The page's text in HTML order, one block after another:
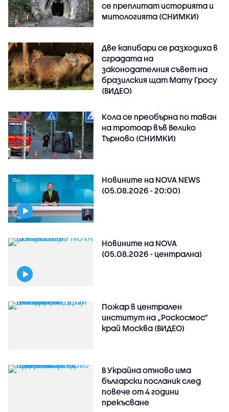
се преплитат историята и
митологията (СНИМКИ)
Две капибари се разходиха в
сградата на
законодателния съвет на
бразилския щат Мату Гросу
(ВИДЕО)
Кола се преобърна по таван
на тротоар във Велико
Търново (СНИМКИ)
Новините на NOVA NEWS
(05.08.2026 - 20:00)
Новините на NOVA
(05.08.2026 - централна)
Пожар в централен
институт на „Роскосмос“
край Москва (ВИДЕО)
В Украйна отново има
български посланик след
повече от 4 години
прекъсване